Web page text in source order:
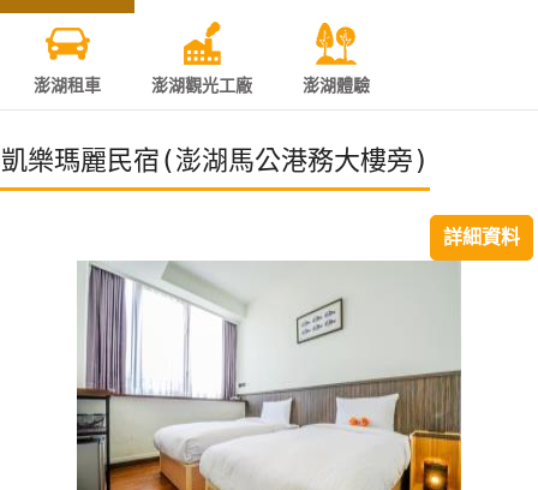
房
直接跟飯店訂房HOT
特
澎湖租車 澎湖觀光工廠 澎湖體驗
凱樂瑪麗民宿(澎湖馬公港務大樓旁)
詳細資料